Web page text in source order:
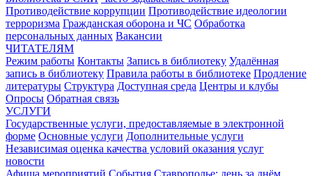
Противодействие коррупции Противодействие идеологии
терроризма Гражданская оборона и ЧС Обработка
персональных данных Вакансии
ЧИТАТЕЛЯМ
Режим работы Контакты Запись в библиотеку Удалённая
запись в библиотеку Правила работы в библиотеке Продление
литературы Структура Доступная среда Центры и клубы
Опросы Обратная связь
УСЛУГИ
Государственные услуги, предоставляемые в электронной
форме Основные услуги Дополнительные услуги
Независимая оценка качества условий оказания услуг
новости
Афиша мероприятий События Ставрополье: день за днём